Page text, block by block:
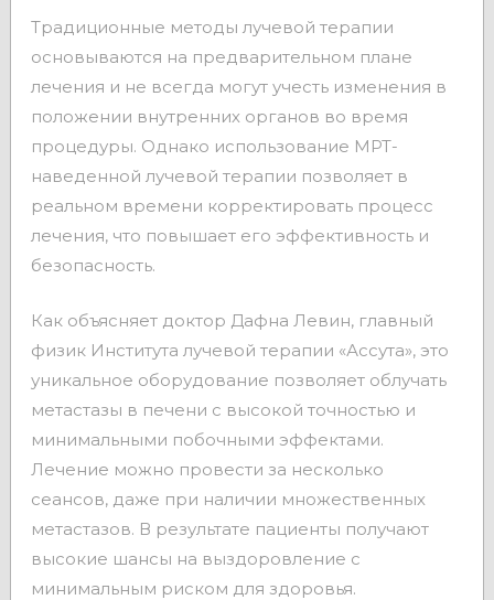
Традиционные методы лучевой терапии
основываются на предварительном плане
лечения и не всегда могут учесть изменения в
положении внутренних органов во время
процедуры. Однако использование МРТ-
наведенной лучевой терапии позволяет в
реальном времени корректировать процесс
лечения, что повышает его эффективность и
безопасность.
Как объясняет доктор Дафна Левин, главный
физик Института лучевой терапии «Ассута», это
уникальное оборудование позволяет облучать
метастазы в печени с высокой точностью и
минимальными побочными эффектами.
Лечение можно провести за несколько
сеансов, даже при наличии множественных
метастазов. В результате пациенты получают
высокие шансы на выздоровление с
минимальным риском для здоровья.